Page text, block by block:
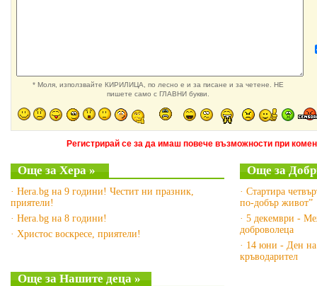
* Моля, използвайте КИРИЛИЦА, по лесно е и за писане и за четене. НЕ
пишете само с ГЛАВНИ букви.
Регистрирай се за да имаш повече възможности при
Още за Хера »
· Hera.bg на 9 години! Честит ни празник,
приятели!
· Hera.bg на 8 години!
· Христос воскресе, приятели!
Още за
· Стартира
по-добър живот”
· 5 декември -
доброволеца
· 14 юни - Ден на
кръводарител
Още за Нашите деца »